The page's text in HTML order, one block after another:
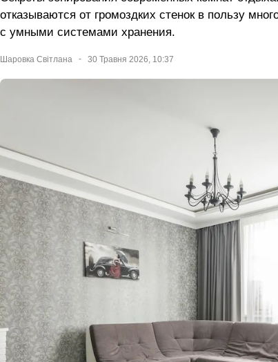
отказываются от громоздких стенок в пользу
с умными системами хранения.
Шаровка Світлана 30 Травня 2026, 10:37